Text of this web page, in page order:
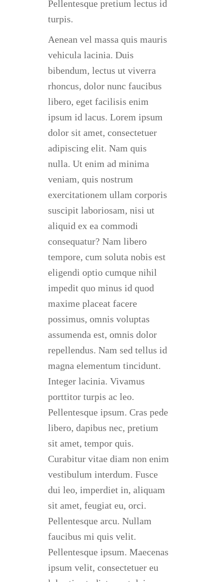
Pellentesque pretium lectus id
turpis.
Aenean vel massa quis mauris
vehicula lacinia. Duis
bibendum, lectus ut viverra
rhoncus, dolor nunc faucibus
libero, eget facilisis enim
ipsum id lacus. Lorem ipsum
dolor sit amet, consectetuer
adipiscing elit. Nam quis
nulla. Ut enim ad minima
veniam, quis nostrum
exercitationem ullam corporis
suscipit laboriosam, nisi ut
aliquid ex ea commodi
consequatur? Nam libero
tempore, cum soluta nobis est
eligendi optio cumque nihil
impedit quo minus id quod
maxime placeat facere
possimus, omnis voluptas
assumenda est, omnis dolor
repellendus. Nam sed tellus id
magna elementum tincidunt.
Integer lacinia. Vivamus
porttitor turpis ac leo.
Pellentesque ipsum. Cras pede
libero, dapibus nec, pretium
sit amet, tempor quis.
Curabitur vitae diam non enim
vestibulum interdum. Fusce
dui leo, imperdiet in, aliquam
sit amet, feugiat eu, orci.
Pellentesque arcu. Nullam
faucibus mi quis velit.
Pellentesque ipsum. Maecenas
ipsum velit, consectetuer eu